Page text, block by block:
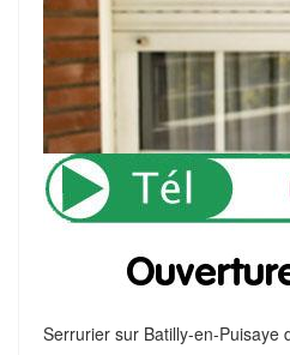
Serrurier sur Batilly-en-Puisaye